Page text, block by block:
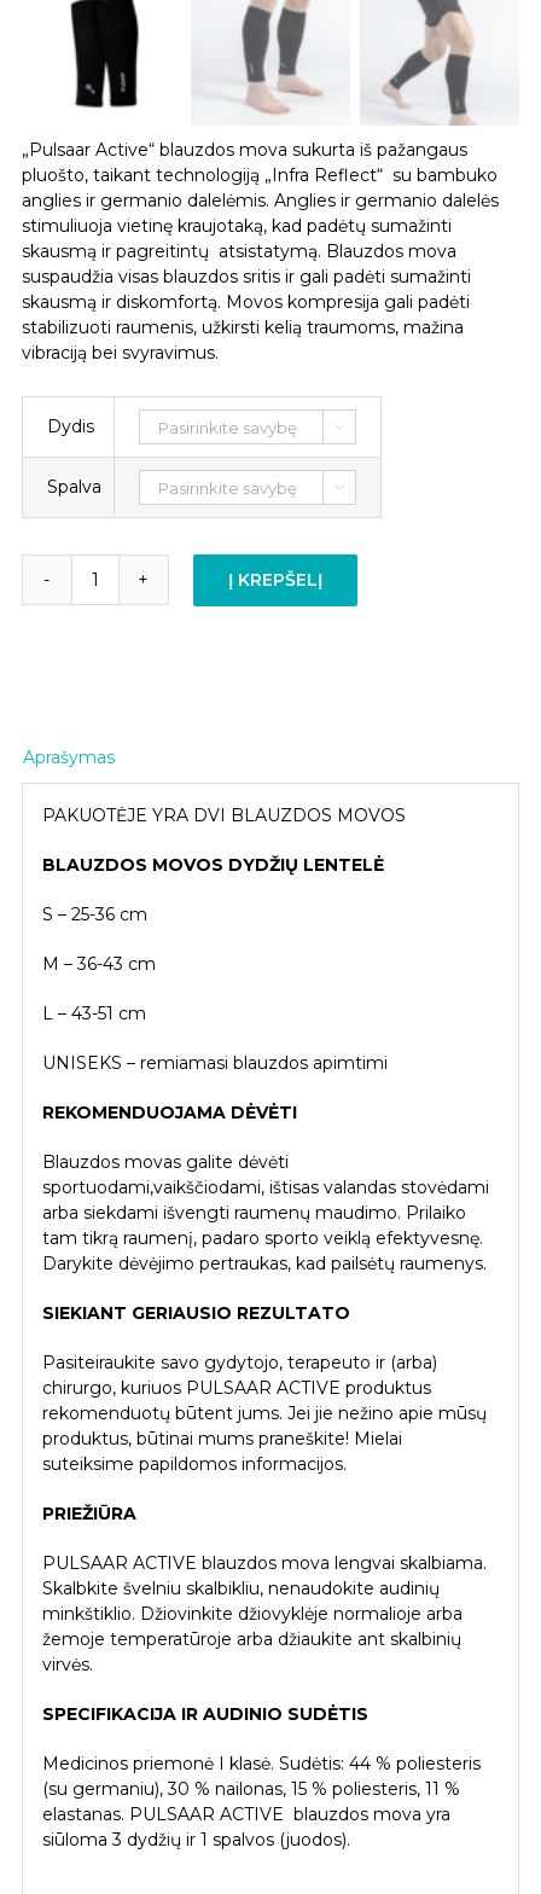
„Pulsaar Active“ blauzdos mova sukurta iš pažangaus
pluošto, taikant technologiją „Infra Reflect“ su bambuko
anglies ir germanio dalelėmis. Anglies ir germanio dalelės
stimuliuoja vietinę kraujotaką, kad padėtų sumažinti
skausmą ir pagreitintų atsistatymą. Blauzdos mova
suspaudžia visas blauzdos sritis ir gali padėti sumažinti
skausmą ir diskomfortą. Movos kompresija gali padėti
stabilizuoti raumenis, užkirsti kelią traumoms, mažina
vibraciją bei svyravimus.
Dydis 
Spalva 
produkto
Į KREPŠELĮ
Aprašymas
PAKUOTĖJE YRA DVI BLAUZDOS MOVOS
BLAUZDOS MOVOS DYDŽIŲ LENTELĖ
S – 25-36 cm
M – 36-43 cm
L – 43-51 cm
UNISEKS – remiamasi blauzdos apimtimi
REKOMENDUOJAMA DĖVĖTI
Blauzdos movas galite dėvėti
sportuodami,vaikščiodami, ištisas valandas stovėdami
arba siekdami išvengti raumenų maudimo. Prilaiko
tam tikrą raumenį, padaro sporto veiklą efektyvesnę.
Darykite dėvėjimo pertraukas, kad pailsėtų raumenys.
SIEKIANT GERIAUSIO REZULTATO
Pasiteiraukite savo gydytojo, terapeuto ir (arba)
chirurgo, kuriuos PULSAAR ACTIVE produktus
rekomenduotų būtent jums. Jei jie nežino apie mūsų
produktus, būtinai mums praneškite! Mielai
suteiksime papildomos informacijos.
PRIEŽIŪRA
PULSAAR ACTIVE blauzdos mova lengvai skalbiama.
Skalbkite švelniu skalbikliu, nenaudokite audinių
minkštiklio. Džiovinkite džiovyklėje normalioje arba
žemoje temperatūroje arba džiaukite ant skalbinių
virvės.
SPECIFIKACIJA IR AUDINIO SUDĖTIS
Medicinos priemonė I klasė. Sudėtis: 44 % poliesteris
(su germaniu), 30 % nailonas, 15 % poliesteris, 11 %
elastanas. PULSAAR ACTIVE blauzdos mova yra
siūloma 3 dydžių ir 1 spalvos (juodos).